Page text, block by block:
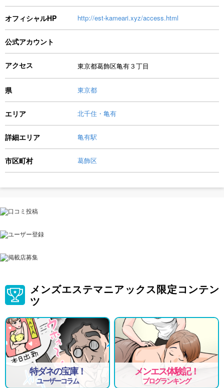
オフィシャルHP http://est-kameari.xyz/access.html
公式アカウント
アクセス 東京都葛飾区亀有３丁目
県 東京都
エリア 北千住・亀有
詳細エリア 亀有駅
市区町村 葛飾区
メンズエステマニアックス限定コンテン
ツ
特ダネの宝庫！
ユーザーコラム
メンエス体験記！
ブログランキング